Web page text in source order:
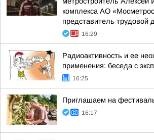
комплекса АО
представитель трудовой
16:29
Радиоактивность и ее
применения: беседа с
16:25
Приглашаем на
16:17